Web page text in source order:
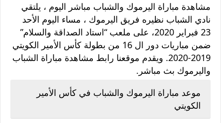
مشاهدة مباراة اليرموك والشباب مباشر اليوم ، يلتقي
نادي الشباب نظيره فريق اليرموك ، مساء اليوم الأحد
23 فبراير 2020، على ملعب “استاد الصداقة والسلام”
ضمن مباريات دور ال 16 من بطولة كأس الأمير الكويتي
2019-2020. ويقدم موقعنا رابط مشاهدة مباراة الشباب
واليرموك بث مباشر.
موعد مباراة اليرموك والشباب في كأس الأمير
الكويتي